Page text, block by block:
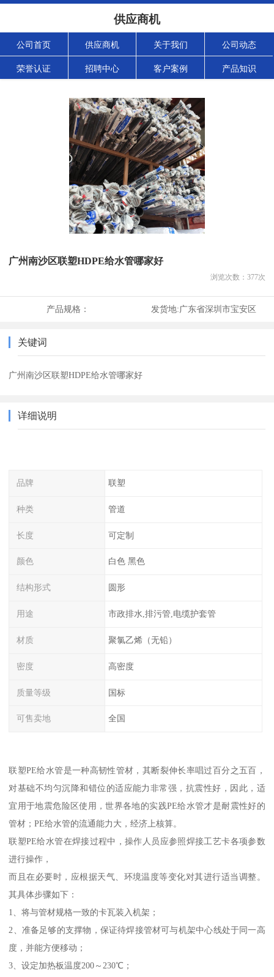
供应商机
公司首页 供应商机 关于我们 公司动态
荣誉认证 招聘中心 客户案例 产品知识
广州南沙区联塑HDPE给水管哪家好
浏览次数： 377次
产品规格： 发货地:广东省深圳市宝安区
关键词
广州南沙区联塑HDPE给水管哪家好
详细说明
品牌 联塑
种类 管道
长度 可定制
颜色 白色 黑色
结构形式 圆形
用途 市政排水,排污管,电缆护套管
材质 聚氯乙烯（无铅）
密度 高密度
质量等级 国标
可售卖地 全国
联塑PE给水管是一种高韧性管材，其断裂伸长率唱过百分之五百，
对基础不均匀沉降和错位的适应能力非常强，抗震性好，因此，适
宜用于地震危险区使用，世界各地的实践PE给水管才是耐震性好的
管材；PE给水管的流通能力大，经济上核算。
联塑PE给水管在焊接过程中，操作人员应参照焊接工艺卡各项参数
进行操作，
而且在必要时，应根据天气、环境温度等变化对其进行适当调整。
其具体步骤如下：
1、将与管材规格一致的卡瓦装入机架；
2、准备足够的支撑物，保证待焊接管材可与机架中心线处于同一高
度，并能方便移动；
3、设定加热板温度200～230℃；